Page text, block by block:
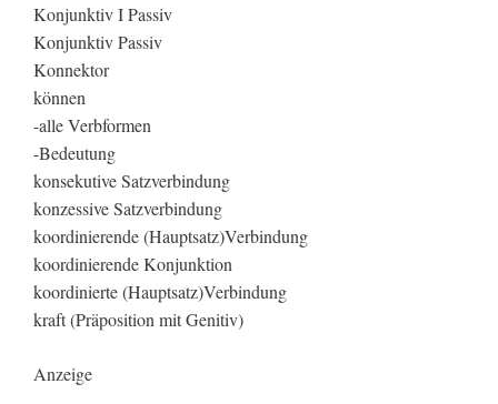
Konjunktiv I Passiv
Konjunktiv Passiv
Konnektor
können
-alle Verbformen
-Bedeutung
konsekutive Satzverbindung
konzessive Satzverbindung
koordinierende (Hauptsatz)Verbindung
koordinierende Konjunktion
koordinierte (Hauptsatz)Verbindung
kraft (Präposition mit Genitiv)
Anzeige